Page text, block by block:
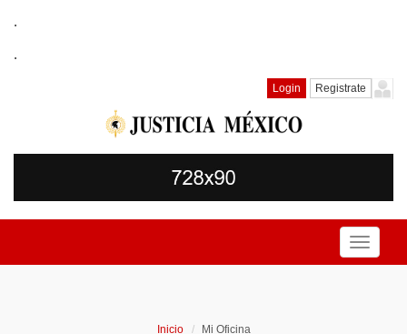
.
.
Login Registrate
Toggle
Inicio Mi Oficina